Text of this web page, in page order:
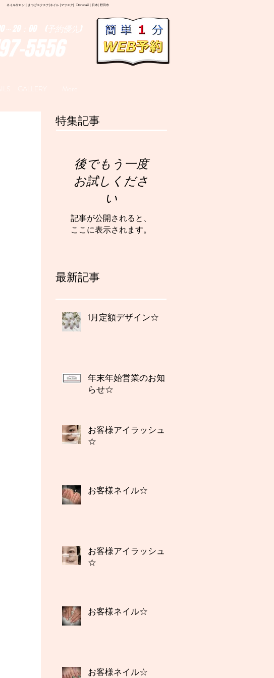
ネイルサロン | まつげエクステ|ネイル |マツエク| Deranail | 日本| 野田市
5556
20：00 (予約優先)
特集記事
後でもう一度
お試しくださ
い
記事が公開されると、
ここに表示されます。
最新記事
1月定額デザイン☆
年末年始営業のお知
らせ☆
お客様アイラッシュ
☆
お客様ネイル☆
お客様アイラッシュ
☆
お客様ネイル☆
お客様ネイル☆